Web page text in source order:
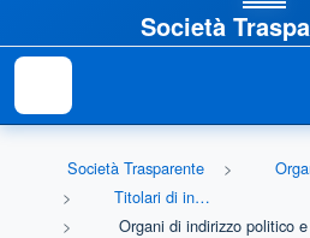
Società
Società Trasparente
Titolari di incarichi politici, di amministrazione, di direzione o di governo
Organi di indirizzo politico